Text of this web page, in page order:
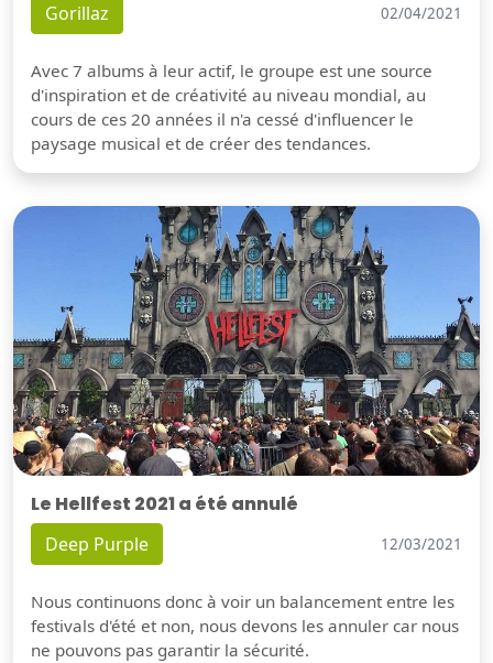
Gorillaz 02/04/2021
Avec 7 albums à leur actif, le groupe est une source
d'inspiration et de créativité au niveau mondial, au
cours de ces 20 années il n'a cessé d'influencer le
paysage musical et de créer des tendances.
Le Hellfest 2021 a été annulé
Deep Purple 12/03/2021
Nous continuons donc à voir un balancement entre les
festivals d'été et non, nous devons les annuler car nous
ne pouvons pas garantir la sécurité.